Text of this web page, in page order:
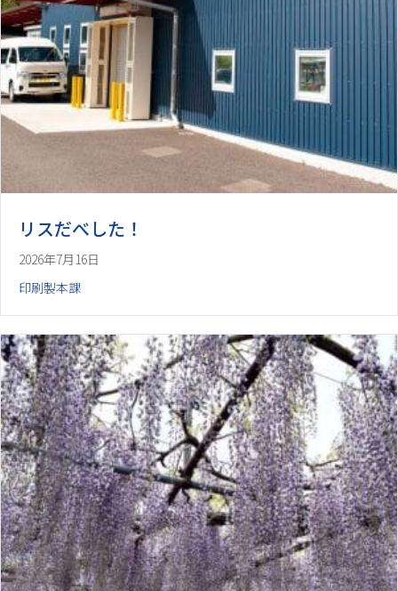
リスだべした！
2026年7月16日
印刷製本課